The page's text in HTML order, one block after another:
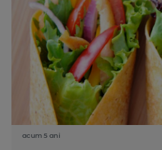
acum 5 ani